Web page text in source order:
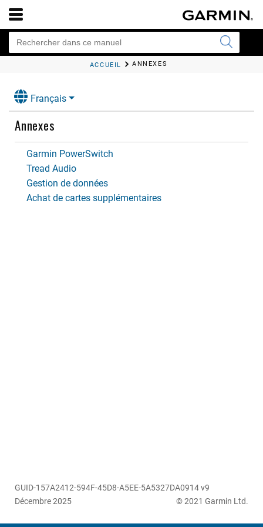
ACCUEIL ANNEXES
Français
Annexes
Garmin PowerSwitch
Tread Audio
Gestion de données
Achat de cartes supplémentaires
GUID-157A2412-594F-45D8-A5EE-5A5327DA0914 v9
Décembre 2025
© 2021 Garmin Ltd.